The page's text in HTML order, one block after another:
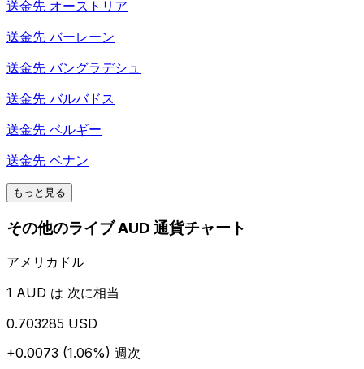
送金先 オーストリア
送金先 バーレーン
送金先 バングラデシュ
送金先 バルバドス
送金先 ベルギー
送金先 ベナン
もっと見る
その他のライブ AUD 通貨チャート
アメリカドル
1 AUD は 次に相当
0.703285 USD
+0.0073 (1.06%) 週次